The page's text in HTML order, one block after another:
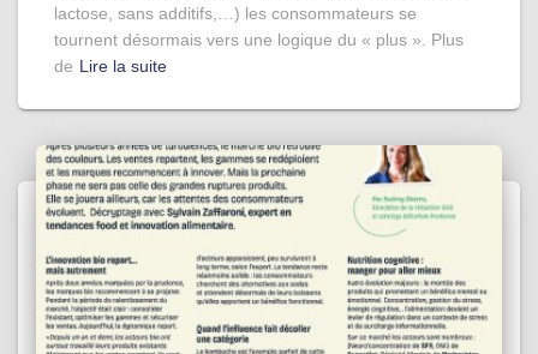
lactose, sans additifs,…) les consommateurs se
tournent désormais vers une logique du « plus ». Plus
de Lire la suite